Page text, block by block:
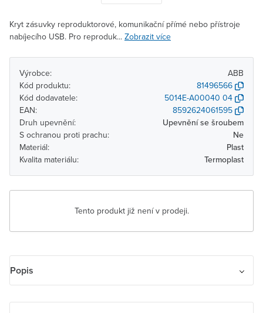
Kryt zásuvky reproduktorové, komunikační přímé nebo přístroje
nabíjecího USB. Pro reproduk... Zobrazit více
Výrobce:
ABB
Kód produktu:
81496566
Kód dodavatele:
5014E-A00040 04
EAN:
8592624061595
Druh upevnění:
Upevnění se šroubem
S ochranou proti prachu:
Ne
Materiál:
Plast
Kvalita materiálu:
Termoplast
Tento produkt již není v prodeji.
Popis
nabíjecího USB. Pro reproduktorovou zásuvku, pro komunikační